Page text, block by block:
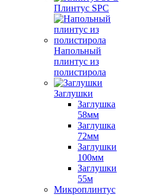
Плинтус SPC
Напольный
плинтус из
полистирола
Заглушки
Заглушка
58мм
Заглушка
72мм
Заглушки
100мм
Заглушки
55м
Микроплинтус